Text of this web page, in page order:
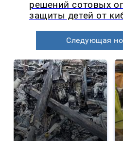
решений сотовых
защиты детей от
Следующая